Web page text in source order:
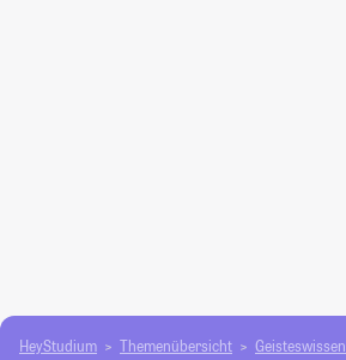
HeyStudium Themenübersicht